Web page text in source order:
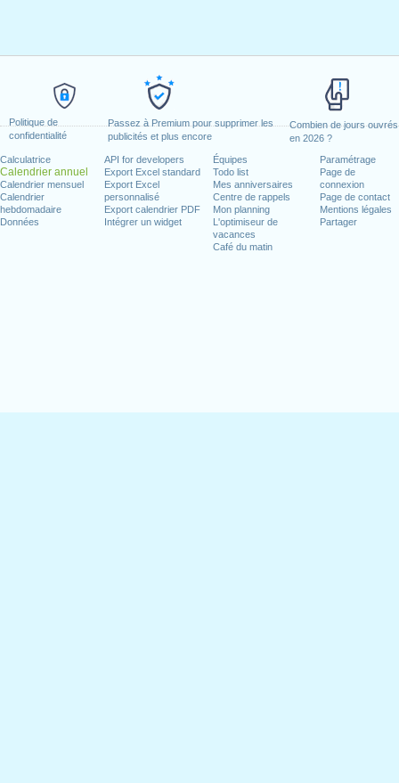
Politique de
confidentialité
Passez à Premium pour supprimer les
publicités et plus encore
Combien de jours ouvrés
en 2026 ?
Calculatrice
Calendrier annuel
Calendrier mensuel
Calendrier
hebdomadaire
Données
API for developers
Export Excel standard
Export Excel
personnalisé
Export calendrier PDF
Intégrer un widget
Équipes
Todo list
Mes anniversaires
Centre de rappels
Mon planning
L'optimiseur de
vacances
Café du matin
Paramétrage
Page de
connexion
Page de contact
Mentions légales
Partager